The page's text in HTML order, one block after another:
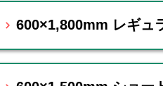
600×1,800mm レギュ